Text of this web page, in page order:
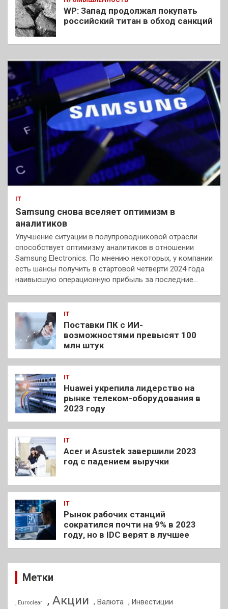
WP: Запад продолжал покупать
российский титан в обход санкций
IT
Samsung снова вселяет оптимизм в
аналитиков
Улучшение ситуации в полупроводниковой отрасли
способствует оптимизму аналитиков в отношении
Samsung Electronics. По мнению некоторых, у компании
есть шансы получить в стартовой четверти 2024 года
наивысшую операционную прибыль за последние…
IT
Поставки ПК с ИИ-
возможностями превысят 100
млн штук
IT
Huawei укрепила лидерство на
рынке телеком-оборудования в
2023 году
IT
Acer и Asustek завершили 2023
год с падением выручки
IT
Рынок рабочих станций
сократился почти на 9% в 2023
году, но в IDC верят в лучшее
Метки
, Euroclear , Акции , Валюта , Инвестиции